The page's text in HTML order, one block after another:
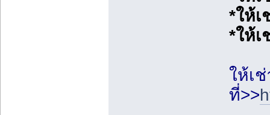
*ให้
*ให้เ
ให้เ
ที่>>